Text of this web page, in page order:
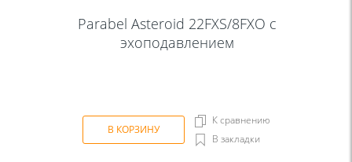
Parabel Asteroid 22FXS/8FXO с
эхоподавлением
В КОРЗИНУ
К сравнению
В закладки